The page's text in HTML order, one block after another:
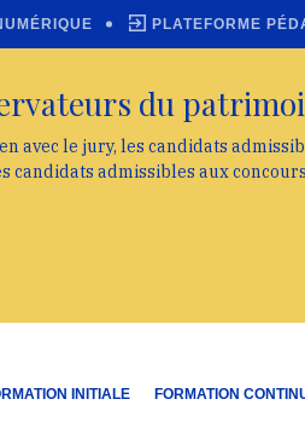
INITIALE FORMATION
PLATEFORME
du
avec le jury, les candidats
admissibles aux